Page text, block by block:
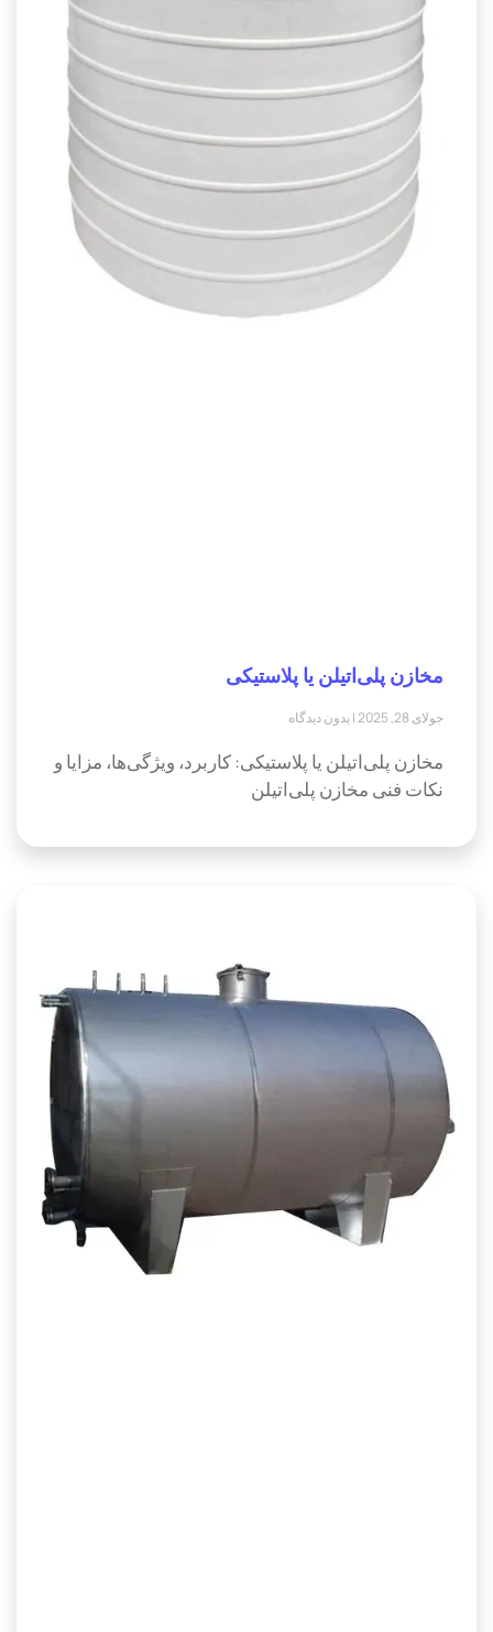
مخازن پلی‌اتیلن یا پلاستیکی
جولای 28, 2025 بدون دیدگاه
مخازن پلی‌اتیلن یا پلاستیکی: کاربرد، ویژگی‌ها، مزایا و
نکات فنی مخازن پلی‌اتیلن